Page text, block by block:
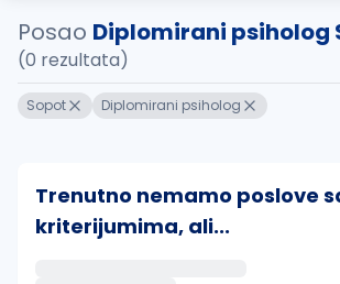
Posao Diplomirani psiholog
(0 rezultata)
Sopot Diplomirani psiholog
Trenutno nemamo poslove
kriterijumima, ali...